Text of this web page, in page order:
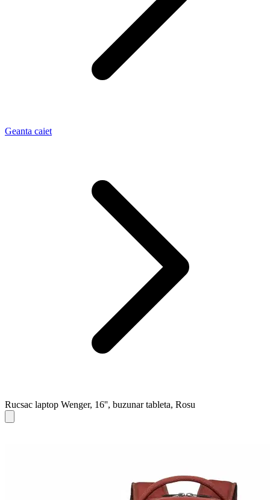
Geanta caiet
Rucsac laptop Wenger, 16'', buzunar tableta, Rosu